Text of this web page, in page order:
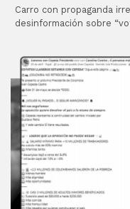
Carro con propaganda
desinformación sobre